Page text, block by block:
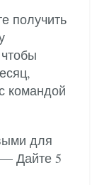
получить
командой
для
— Дайте 5